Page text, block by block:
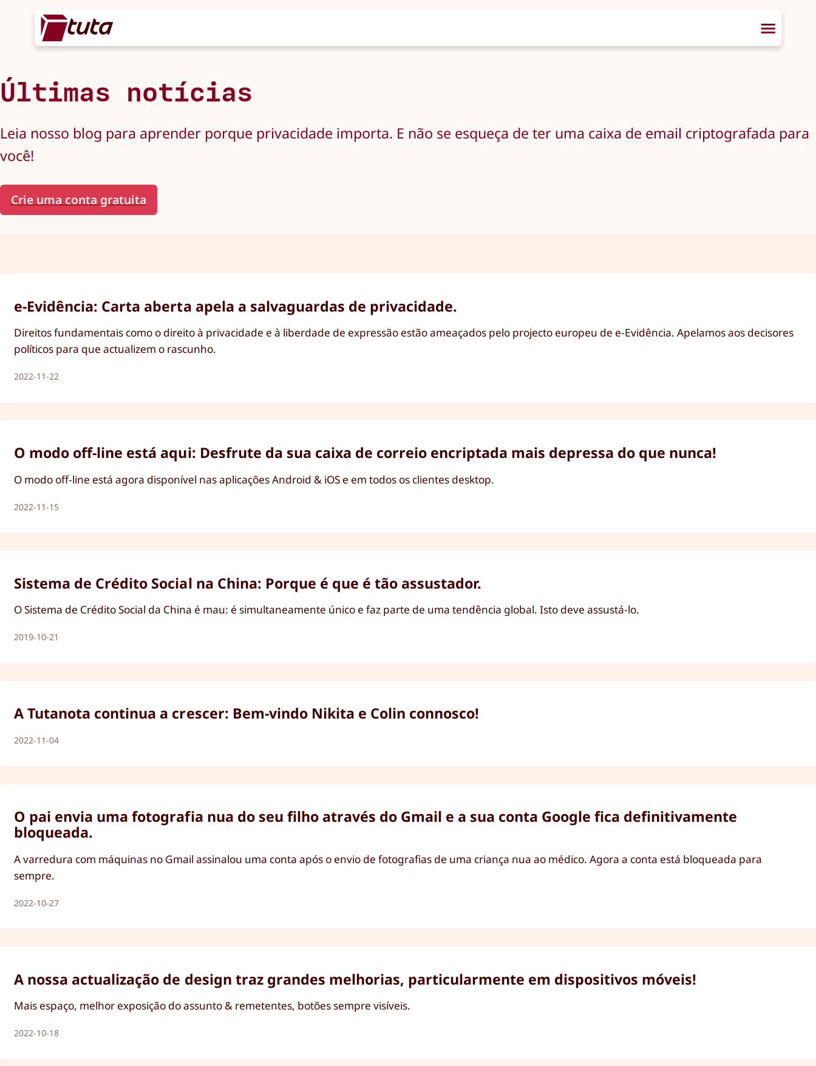
Últimas notícias
Leia nosso blog para aprender porque privacidade importa. E não se esqueça de ter uma caixa de email criptografada para
você!
Crie uma conta gratuita
e-Evidência: Carta aberta apela a salvaguardas de privacidade.
Direitos fundamentais como o direito à privacidade e à liberdade de expressão estão ameaçados pelo projecto europeu de e-Evidência. Apelamos aos decisores
políticos para que actualizem o rascunho.
2022-11-22
O modo off-line está aqui: Desfrute da sua caixa de correio encriptada mais depressa do que nunca!
O modo off-line está agora disponível nas aplicações Android & iOS e em todos os clientes desktop.
2022-11-15
Sistema de Crédito Social na China: Porque é que é tão assustador.
O Sistema de Crédito Social da China é mau: é simultaneamente único e faz parte de uma tendência global. Isto deve assustá-lo.
2019-10-21
A Tutanota continua a crescer: Bem-vindo Nikita e Colin connosco!
2022-11-04
O pai envia uma fotografia nua do seu filho através do Gmail e a sua conta Google fica definitivamente
bloqueada.
A varredura com máquinas no Gmail assinalou uma conta após o envio de fotografias de uma criança nua ao médico. Agora a conta está bloqueada para
sempre.
2022-10-27
A nossa actualização de design traz grandes melhorias, particularmente em dispositivos móveis!
Mais espaço, melhor exposição do assunto & remetentes, botões sempre visíveis.
2022-10-18